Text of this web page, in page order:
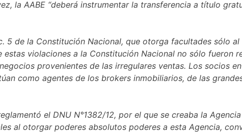
la AABE “deberá instrumentar la transferencia a título
de la Constitución Nacional, que otorga facultades sólo
violaciones a la Constitución Nacional no sólo fueron
provenientes de las irregulares ventas. Los socios
como agentes de los brokers inmobiliarios, de las
el DNU N°1382/12, por el que se creaba la
al otorgar poderes absolutos poderes a esta Agencia,